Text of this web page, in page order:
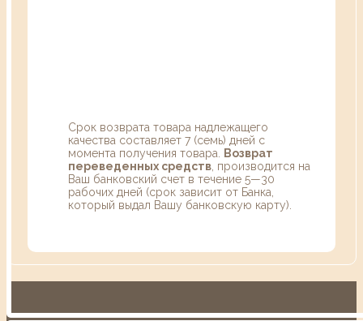
Срок возврата товара надлежащего
качества составляет 7 (семь) дней с
момента получения товара.
Возврат
переведенных средств , производится на
Ваш банковский счет в течение 5—30
рабочих дней (срок зависит от Банка,
который выдал Вашу банковскую карту).